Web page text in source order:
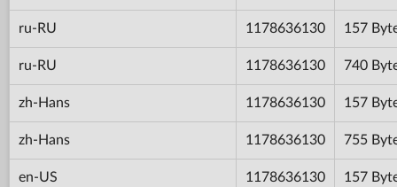
ru-RU 1178636130 157
ru-RU 1178636130 740
zh-Hans 1178636130 157
zh-Hans 1178636130 755
en-US 1178636130 157